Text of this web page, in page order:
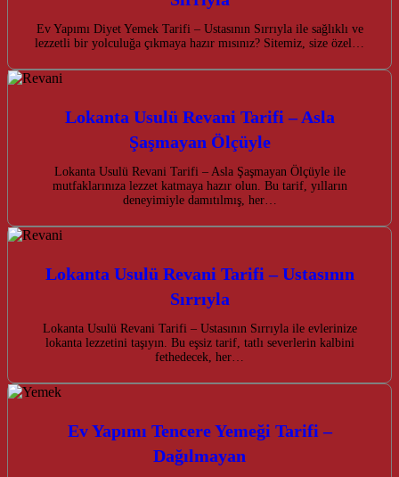
Ev Yapımı Diyet Yemek Tarifi – Ustasının Sırrıyla ile sağlıklı ve
lezzetli bir yolculuğa çıkmaya hazır mısınız? Sitemiz, size özel…
Lokanta Usulü Revani Tarifi – Asla
Şaşmayan Ölçüyle
Lokanta Usulü Revani Tarifi – Asla Şaşmayan Ölçüyle ile
mutfaklarınıza lezzet katmaya hazır olun. Bu tarif, yılların
deneyimiyle damıtılmış, her…
Lokanta Usulü Revani Tarifi – Ustasının
Sırrıyla
Lokanta Usulü Revani Tarifi – Ustasının Sırrıyla ile evlerinize
lokanta lezzetini taşıyın. Bu eşsiz tarif, tatlı severlerin kalbini
fethedecek, her…
Ev Yapımı Tencere Yemeği Tarifi –
Dağılmayan